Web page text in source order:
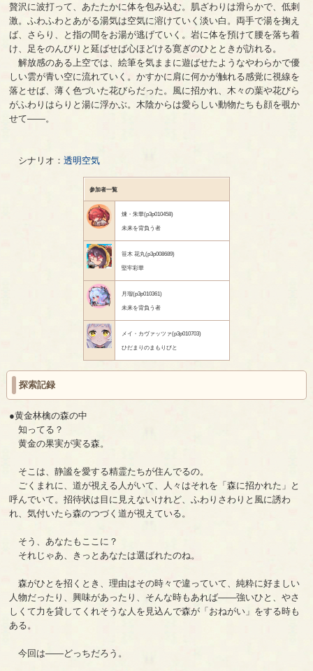
贅沢に波打って、あたたかに体を包み込む。肌ざわりは滑らかで、低刺
激。ふわふわとあがる湯気は空気に溶けていく淡い白。両手で湯を掬え
ば、さらり、と指の間をお湯が逃げていく。岩に体を預けて腰を落ち着
け、足をのんびりと延ばせば心ほどける寛ぎのひとときが訪れる。
解放感のある上空では、絵筆を気ままに遊ばせたようなやわらかで優
しい雲が青い空に流れていく。かすかに肩に何かが触れる感覚に視線を
落とせば、薄く色づいた花びらだった。風に招かれ、木々の葉や花びら
がふわりはらりと湯に浮かぶ。木陰からは愛らしい動物たちも顔を覗か
せて――。
シナリオ：透明空気
参加者一覧
煉・朱華(p3p010458)
未来を背負う者
笹木 花丸(p3p008689)
堅牢彩華
月瑠(p3p010361)
未来を背負う者
メイ・カヴァッツァ(p3p010703)
ひだまりのまもりびと
探索記録
●黄金林檎の森の中
知ってる？
黄金の果実が実る森。
そこは、静謐を愛する精霊たちが住んでるの。
ごくまれに、道が視える人がいて、人々はそれを「森に招かれた」と
呼んでいて。招待状は目に見えないけれど、ふわりさわりと風に誘わ
れ、気付いたら森のつづく道が視えている。
そう、あなたもここに？
それじゃあ、きっとあなたは選ばれたのね。
森がひとを招くとき、理由はその時々で違っていて、純粋に好ましい
人物だったり、興味があったり、そんな時もあれば――強いひと、やさ
しくて力を貸してくれそうな人を見込んで森が「おねがい」をする時も
ある。
今回は――どっちだろう。